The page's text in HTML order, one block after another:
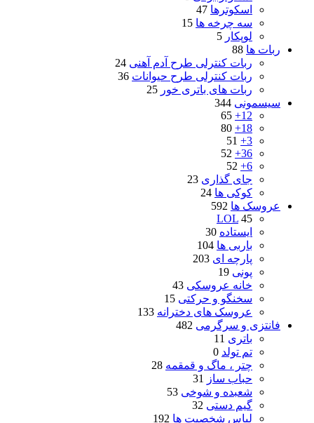
اسکوترها 47
سه چرخه ها 15
لوپکار 5
ربات ها 88
ربات کنترلی طرح آدم آهنی 24
ربات کنترلی طرح حیوانات 36
ربات های باتری خور 25
سیسمونی 344
12+
65
18+
80
3+
51
36+
52
6+
52
جای گذاری 23
کوکی ها 24
عروسک ها 592
LOL 45
ایستاده 30
باربی ها 104
پارچه ای 203
پونی 19
خانه عروسکی 43
سخنگو و حرکتی 15
عروسک های دخترانه 133
فانتزی و سرگرمی 482
باتری 11
تم تولد 0
چتر ، ماگ و قمقمه 28
حباب ساز
31
شعبده و شوخی 53
گیم دستی 32
لباس شخصیت ها 192